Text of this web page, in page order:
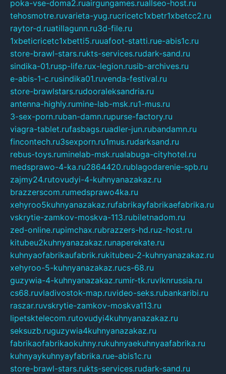
poka-vse-doma2.ruairgungames.ruallseo-host.ru
tehosmotre.ruvarieta-yug.rucricetc1xbetr1xbetcc2.ru
raytor-d.ruatillagunn.ru3d-file.ru
1xbeticricetc1xbetti5.ruuafoot-statti.rue-abis1c.ru
store-brawl-stars.rukts-services.rudark-sand.ru
sindika-01.rusp-life.rux-legion.rusib-archives.ru
e-abis-1-c.rusindika01.ruvenda-festival.ru
store-brawlstars.rudooraleksandria.ru
antenna-highly.rumine-lab-msk.ru1-mus.ru
3-sex-porn.ruban-damn.rupurse-factory.ru
viagra-tablet.rufasbags.ruadler-jun.rubandamn.ru
fincontech.ru3sexporn.ru1mus.rudarksand.ru
rebus-toys.ruminelab-msk.rualabuga-cityhotel.ru
medsprawo-4-ka.ru2864420.rublagodarenie-spb.ru
zajmy24.rutovudyi-4-kuhnyanazakaz.ru
brazzerscom.rumedsprawo4ka.ru
xehyroo5kuhnyanazakaz.rufabrikayfabrikaefabrika.ru
vskrytie-zamkov-moskva-113.rubiletnadom.ru
zed-online.rupimchax.rubrazzers-hd.ruz-host.ru
kitubeu2kuhnyanazakaz.runaperekate.ru
kuhnyaofabrikaufabrik.rukitubeu-2-kuhnyanazakaz.ru
xehyroo-5-kuhnyanazakaz.rucs-68.ru
guzywia-4-kuhnyanazakaz.rumir-tk.ruvlknrussia.ru
cs68.ruvladivostok-map.ruvideo-seks.rubankaribi.ru
raszar.ruvskrytie-zamkov-moskva113.ru
lipetsktelecom.rutovudyi4kuhnyanazakaz.ru
seksuzb.ruguzywia4kuhnyanazakaz.ru
fabrikaofabrikaokuhny.rukuhnyaekuhnyaafabrika.ru
kuhnyaykuhnyayfabrika.rue-abis1c.ru
store-brawl-stars.rukts-services.rudark-sand.ru